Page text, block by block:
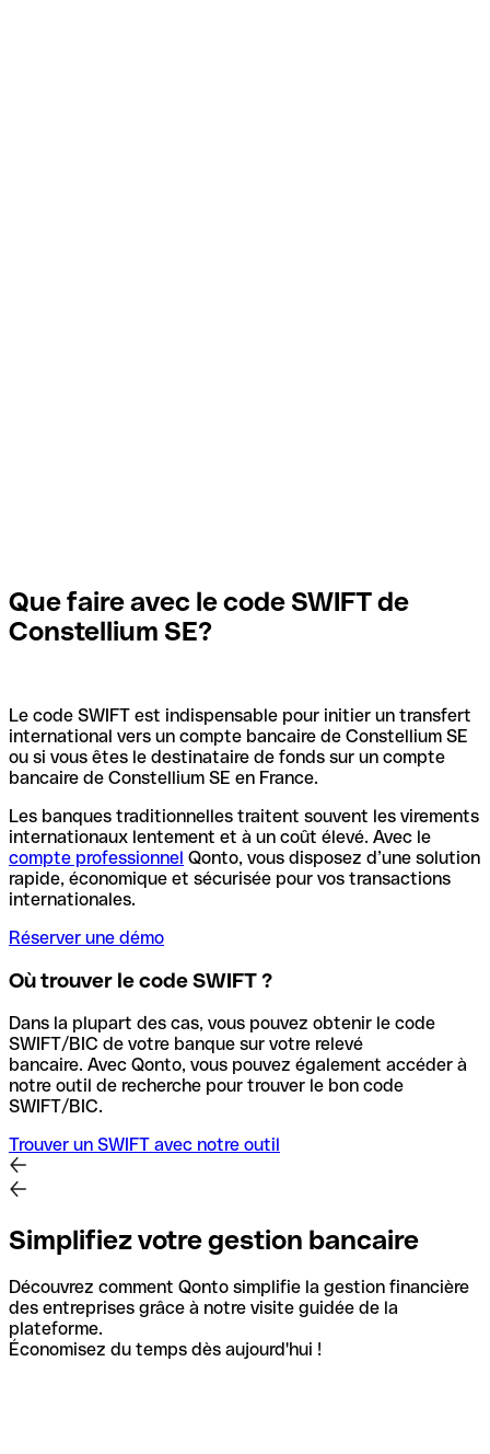
Que faire avec le code SWIFT de
Constellium SE?
Le code SWIFT est indispensable pour initier un transfert
international vers un compte bancaire de Constellium SE
ou si vous êtes le destinataire de fonds sur un compte
bancaire de Constellium SE en France.
Les banques traditionnelles traitent souvent les virements
internationaux lentement et à un coût élevé. Avec le
compte professionnel Qonto, vous disposez d’une solution
rapide, économique et sécurisée pour vos transactions
internationales.
Réserver une démo
Où trouver le code SWIFT ?
Dans la plupart des cas, vous pouvez obtenir le code
SWIFT/BIC de votre banque sur votre relevé
bancaire. Avec Qonto, vous pouvez également accéder à
notre outil de recherche pour trouver le bon code
SWIFT/BIC.
Trouver un SWIFT avec notre outil
Simplifiez votre gestion bancaire
Découvrez comment Qonto simplifie la gestion financière
des entreprises grâce à notre visite guidée de la
plateforme.
Économisez du temps dès aujourd'hui !